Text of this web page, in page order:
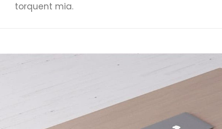
torquent mia.